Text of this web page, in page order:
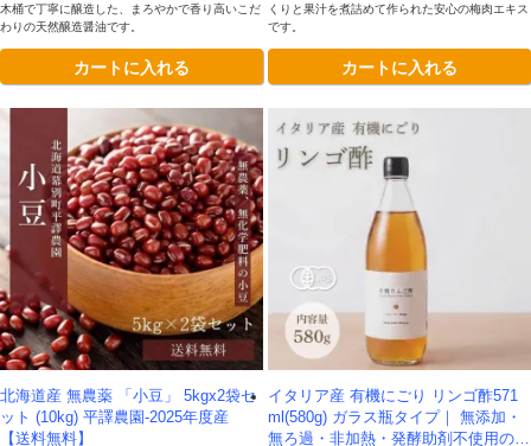
木桶で丁寧に醸造した、まろやかで香り高いこだ
わりの天然醸造醤油です。
カートに入れる
くりと果汁を煮詰めて作られた安心の梅肉エキス
です。
カートに入れる
北海道産 無農薬 「小豆」 5kgx2袋セ
ット (10kg) 平譯農園-2025年度産
【送料無料】
イタリア産 有機にごり リンゴ酢571
ml(580g) ガラス瓶タイプ｜ 無添加・
無ろ過・非加熱・発酵助剤不使用のア
新規会員様限定
300
ご用意しました🎁
会員登録ありがとうございます！
＼ ご登録の感謝を込めて ／
新規会員様限定特典クーポン
300 円OFF